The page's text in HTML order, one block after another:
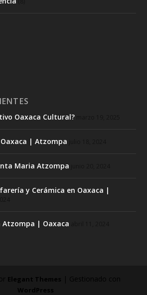
Oaxaca Cultural?
| Atzompa
Maria Atzompa
y Cerámica en Oaxaca |
Atzompa | Oaxaca
Elegant Themes | Gestionado con
WordPress